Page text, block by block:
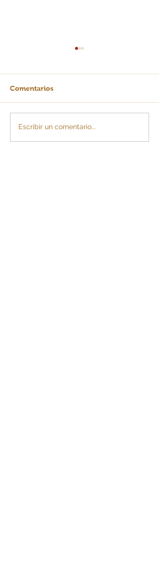
La IA: ¿escalera o
Comentarios
Escribir un comentario...